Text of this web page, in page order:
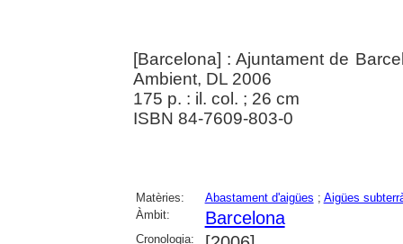
[Barcelona] : Ajuntament de
Ambient, DL 2006
175 p. : il. col. ; 26 cm
ISBN 84-7609-803-0
Matèries: Abastament d'aigües ; Aigües
Àmbit:
Barcelona
Cronologia: